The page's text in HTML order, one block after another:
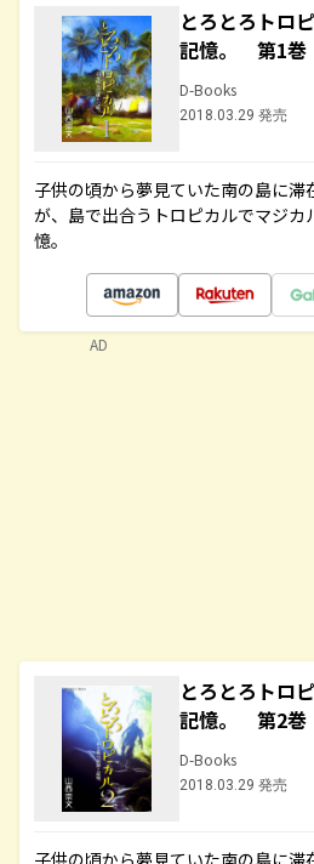
とろとろトロ
記憶。 第1巻
D-Books
2018.03.29 発売
子供の頃から夢見ていた南の島に
が、島で出合うトロピカルでマジカ
憶。
とろとろトロ
記憶。 第2巻
D-Books
2018.03.29 発売
子供の頃から夢見ていた南の島に
AD